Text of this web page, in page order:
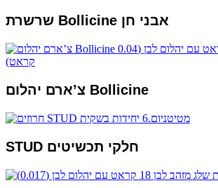
שרשרת Bollicine אבני חן
צ’ארם יהלום Bollicine
STUD חלקי תכשיטים